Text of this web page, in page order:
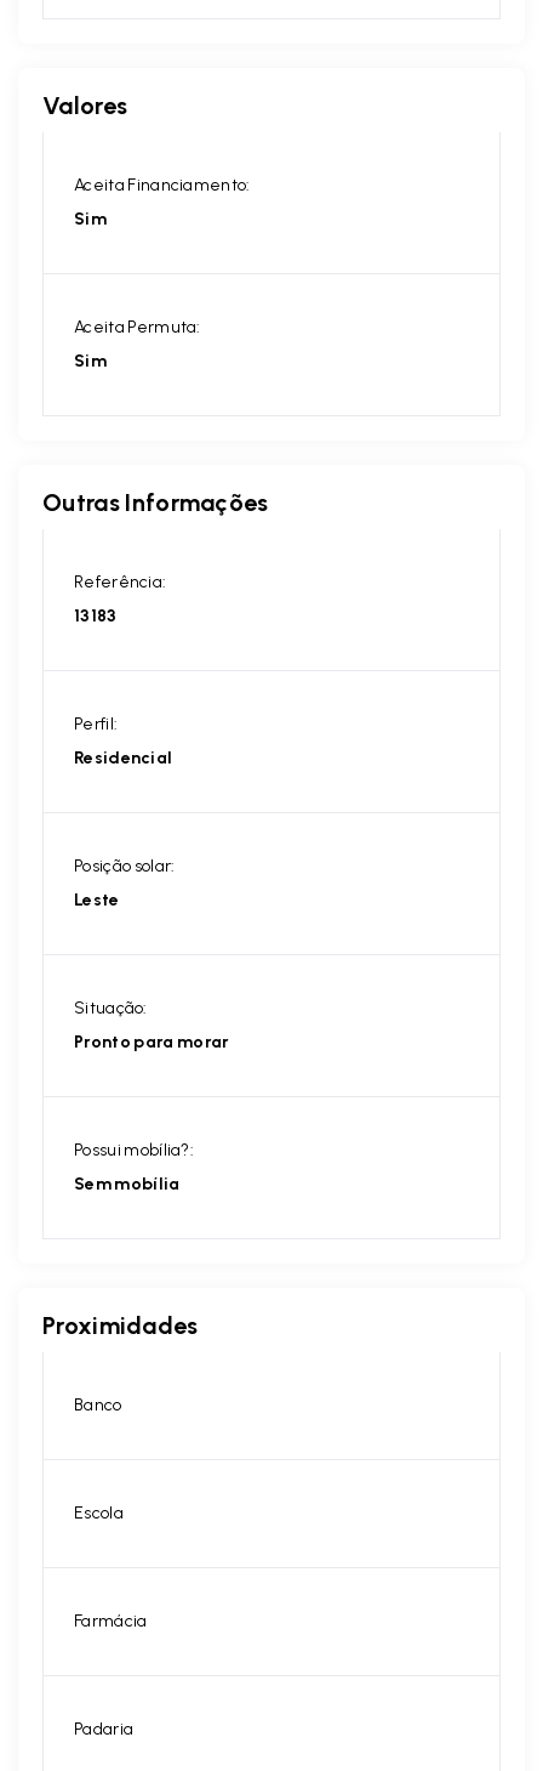
Valores
Aceita Financiamento:
Sim
Aceita Permuta:
Sim
Outras Informações
Referência:
13183
Perfil:
Residencial
Posição solar:
Leste
Situação:
Pronto para morar
Possui mobília?:
Sem mobília
Proximidades
Banco
Escola
Farmácia
Padaria